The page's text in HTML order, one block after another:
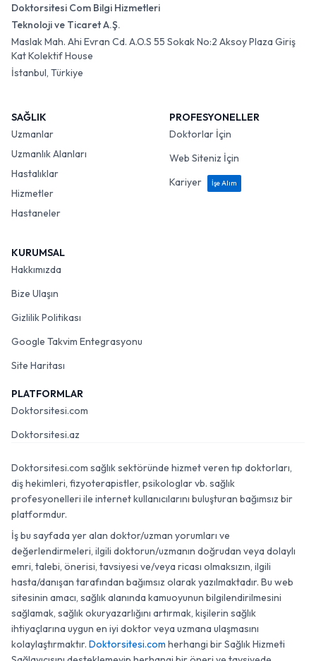
Doktorsitesi Com Bilgi Hizmetleri
Teknoloji ve Ticaret A.Ş.
Maslak Mah. Ahi Evran Cd. A.O.S 55 Sokak No:2 Aksoy Plaza Giriş
Kat Kolektif House
İstanbul, Türkiye
SAĞLIK
Uzmanlar
Uzmanlık Alanları
Hastalıklar
Hizmetler
Hastaneler
PROFESYONELLER
Doktorlar İçin
Web Siteniz İçin
Kariyer
İşe Alım
KURUMSAL
Hakkımızda
Bize Ulaşın
Gizlilik Politikası
Google Takvim Entegrasyonu
Site Haritası
PLATFORMLAR
Doktorsitesi.com
Doktorsitesi.az
Doktorsitesi.com sağlık sektöründe hizmet veren tıp doktorları,
diş hekimleri, fizyoterapistler, psikologlar vb. sağlık
profesyonelleri ile internet kullanıcılarını buluşturan bağımsız bir
platformdur.
İş bu sayfada yer alan doktor/uzman yorumları ve
değerlendirmeleri, ilgili doktorun/uzmanın doğrudan veya dolaylı
emri, talebi, önerisi, tavsiyesi ve/veya ricası olmaksızın, ilgili
hasta/danışan tarafından bağımsız olarak yazılmaktadır. Bu web
sitesinin amacı, sağlık alanında kamuoyunun bilgilendirilmesini
sağlamak, sağlık okuryazarlığını artırmak, kişilerin sağlık
ihtiyaçlarına uygun en iyi doktor veya uzmana ulaşmasını
kolaylaştırmaktır. Doktorsitesi.com herhangi bir Sağlık Hizmeti